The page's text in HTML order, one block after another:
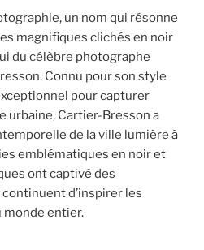
un nom qui résonne
magnifiques clichés en noir
du célèbre photographe
Connu pour son style
pour capturer
urbaine, Cartier-Bresson a
de la ville lumière à
emblématiques en noir et
ont captivé des
d’inspirer les
monde entier.